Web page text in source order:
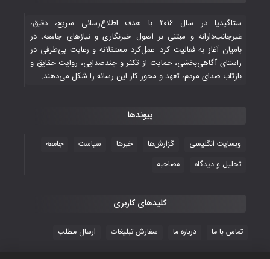
ستاگیدیا در سال ۲۰۱۶ با هدف اطلاع‌رسانی سریع، دقیق،
غیرجانب‌دارانه و مبتنی بر اصول خبرنگاری و نیازهای جامعه، در
بامیان آغاز به فعالیت کرد. عمل‌کرد مستقلانه و رعایت بی‌طرفی در
راستای آگاهی‌بخشی، حمایت از تکثر و چندصدایی، روایت حقایق و
بازتاب صدای مردم، تعهد و محور کار این رسانه را شکل می‌دهند.
پیوندها
وبسایت انگلیسی گزارش‌ها خبرها سیاست
جامعه
تحلیل و دیدگاه
مصاحبه
کلیدهای کاربری
تماس با ما درباره ما سفارش تبلیغات ارسال مطلب